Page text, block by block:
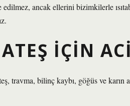
ancak ellerini bizimkilerle
IÇIN
travma, bilinç kaybı, göğüs ve karın